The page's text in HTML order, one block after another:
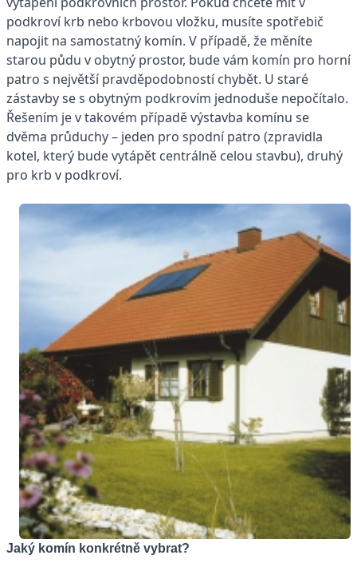
podkroví krb nebo krbovou vložku, musíte spotřebič
napojit na samostatný komín. V případě, že měníte
starou půdu v obytný prostor, bude vám komín pro horní
patro s největší pravděpodobností chybět. U staré
zástavby se s obytným podkrovím jednoduše nepočítalo.
Řešením je v takovém případě výstavba komínu se
dvěma průduchy – jeden pro spodní patro (zpravidla
kotel, který bude vytápět centrálně celou stavbu), druhý
pro krb v podkroví.
Jaký komín konkrétně vybrat?